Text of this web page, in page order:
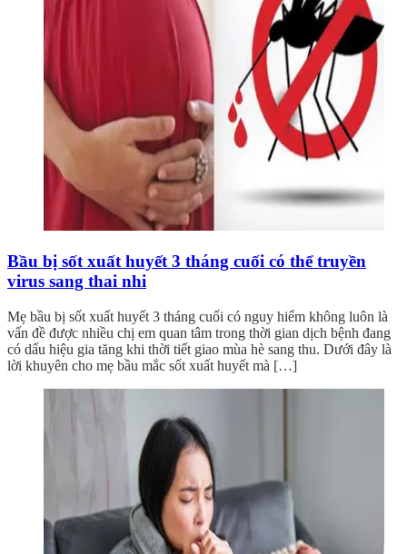
Bầu bị sốt xuất huyết 3 tháng cuối có thể truyền
virus sang thai nhi
Mẹ bầu bị sốt xuất huyết 3 tháng cuối có nguy hiểm không luôn là
vấn đề được nhiều chị em quan tâm trong thời gian dịch bệnh đang
có dấu hiệu gia tăng khi thời tiết giao mùa hè sang thu. Dưới đây là
lời khuyên cho mẹ bầu mắc sốt xuất huyết mà […]